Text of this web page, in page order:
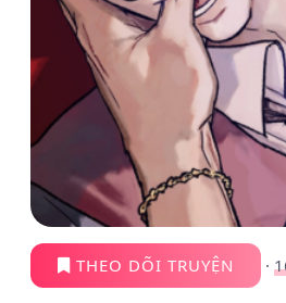
THEO DÕI TRUYỆN ·